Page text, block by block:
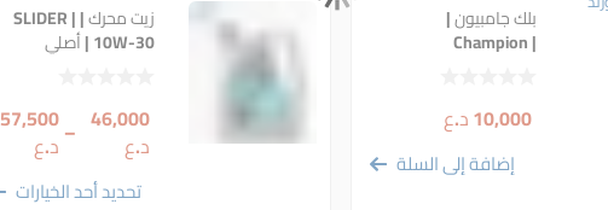
بلك جامبيون |
Champion |
10,000د.ع
إضافة إلى السلة
زيت محرك | SLIDER |
10W-30 | أصلي
46,000
د.ع –
57,500
د.ع
تحديد أحد الخيارات